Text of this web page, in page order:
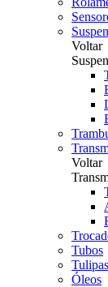
Voltar
Voltar
Tubos
Tulipas
Óleos